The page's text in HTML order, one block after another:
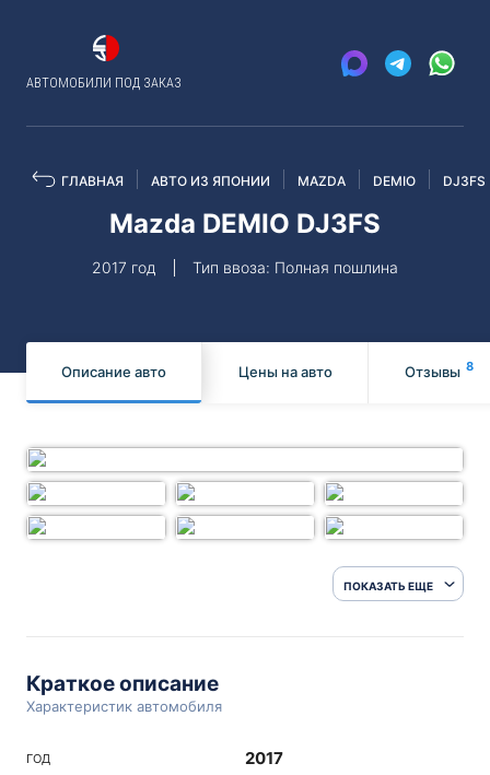
АВТОМОБИЛИ ПОД ЗАКАЗ
ГЛАВНАЯ АВТО ИЗ ЯПОНИИ MAZDA DEMIO DJ3FS
Mazda DEMIO DJ3FS
2017 год Тип ввоза: Полная пошлина
Описание авто Цены на авто Отзывы 8
ПОКАЗАТЬ ЕЩЕ
Краткое описание
Характеристик автомобиля
ГОД 2017